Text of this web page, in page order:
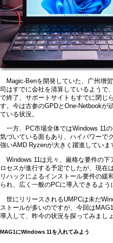
Magic-Benを開発していた、广州增
司はすでに会社を清算しているようで
で終了、サポートサイトもすでに閉じ
す。今は古参のGPDとOne-Netbookが
ている状況。
一方、PC市場全体ではWindows 11
気づいている面もあり、ハイパワーで
強いAMD Ryzenが大きく躍進していま
Windows 11は元々、厳格な要件の下
ロセスが進行する予定でしたが、現在
リハックによるインストール要件の緩
られ、広く一般のPCに導入できるよう
世にリリースされるUMPCは未だ
ストールが多いのですが、今回は
導入して、昨今の状況を探ってみましょ
MAG1にWindows 11を入れてみよう